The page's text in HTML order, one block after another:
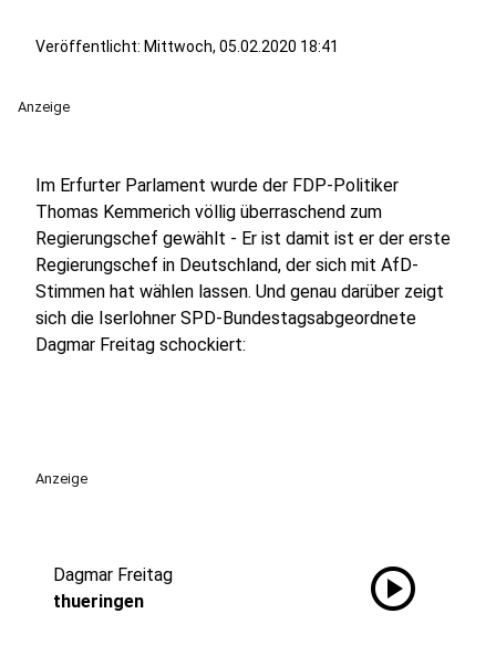
Veröffentlicht: Mittwoch, 05.02.2020 18:41
Anzeige
Im Erfurter Parlament wurde der FDP-Politiker
Thomas Kemmerich völlig überraschend zum
Regierungschef gewählt - Er ist damit ist er der erste
Regierungschef in Deutschland, der sich mit AfD-
Stimmen hat wählen lassen. Und genau darüber zeigt
sich die Iserlohner SPD-Bundestagsabgeordnete
Dagmar Freitag schockiert:
Anzeige
Dagmar Freitag
thueringen
play_circle